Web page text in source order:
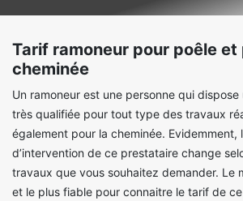
Tarif ramoneur pour poêle et
cheminée
Un ramoneur est une personne qui
très qualifiée pour tout type des travaux
également pour la cheminée. Evidemment,
d’intervention de ce prestataire change
travaux que vous souhaitez demander. Le
et le plus fiable pour connaitre le tarif de